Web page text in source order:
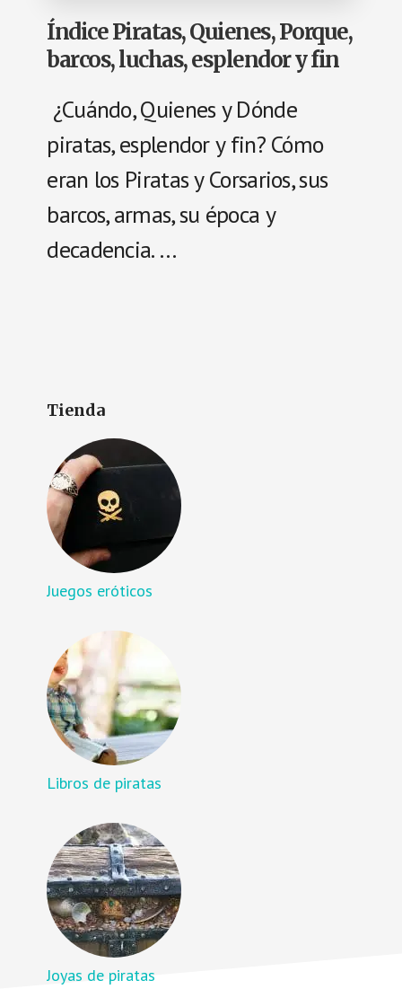
Índice Piratas, Quienes, Porque,
barcos, luchas, esplendor y fin
¿Cuándo, Quienes y Dónde
piratas, esplendor y fin? Cómo
eran los Piratas y Corsarios, sus
barcos, armas, su época y
decadencia. …
Tienda
Juegos eróticos
Libros de piratas
Joyas de piratas